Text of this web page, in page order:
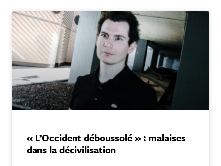
« L’Occident déboussolé » : malaises
dans la décivilisation